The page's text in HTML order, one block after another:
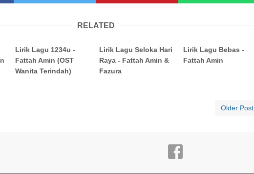
RELATED
Lirik Lagu 1234u -
Fattah Amin (OST
Wanita Terindah)
Lirik Lagu Seloka Hari
Raya - Fattah Amin &
Fazura
Lirik Lagu Bebas -
Fattah Amin
Older Post